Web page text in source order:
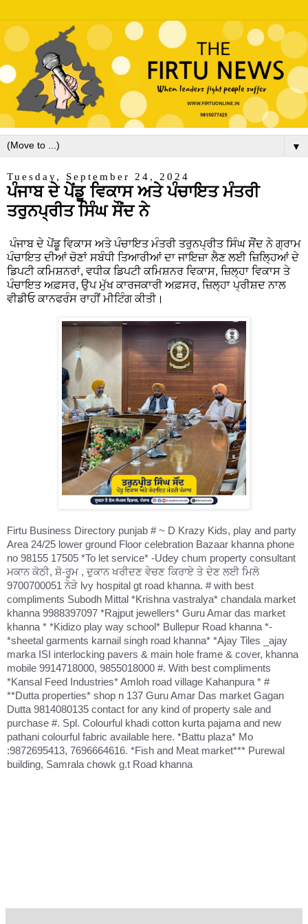
▼
Tuesday, September 24, 2024
ਪੰਜਾਬ ਦੇ ਪੇਂਡੂ ਵਿਕਾਸ ਅਤੇ ਪੰਚਾਇਤ ਮੰਤਰੀ
ਤਰੁਨਪ੍ਰੀਤ ਸਿੰਘ ਸੌਂਦ ਨੇ
ਪੰਜਾਬ ਦੇ ਪੇਂਡੂ ਵਿਕਾਸ ਅਤੇ ਪੰਚਾਇਤ ਮੰਤਰੀ ਤਰੁਨਪ੍ਰੀਤ ਸਿੰਘ ਸੌਂਦ ਨੇ ਗ੍ਰਾਮ
ਪੰਚਾਇਤ ਦੀਆਂ ਚੋਣਾਂ ਸਬੰਧੀ ਤਿਆਰੀਆਂ ਦਾ ਜਾਇਜ਼ਾ ਲੈਣ ਲਈ ਜ਼ਿਲ੍ਹਿਆਂ ਦੇ
ਡਿਪਟੀ ਕਮਿਸ਼ਨਰਾਂ, ਵਧੀਕ ਡਿਪਟੀ ਕਮਿਸ਼ਨਰ ਵਿਕਾਸ, ਜ਼ਿਲ੍ਹਾ ਵਿਕਾਸ ਤੇ
ਪੰਚਾਇਤ ਅਫ਼ਸਰ, ਉਪ ਮੁੱਖ ਕਾਰਜਕਾਰੀ ਅਫ਼ਸਰ, ਜ਼ਿਲ੍ਹਾ ਪ੍ਰੀਸ਼ਦ ਨਾਲ
ਵੀਡੀਓ ਕਾਨਫਰੰਸ ਰਾਹੀਂ ਮੀਟਿੰਗ ਕੀਤੀ।
Firtu Business Directory punjab # ~ D Krazy Kids, play and party
Area 24/25 lower ground Floor celebration Bazaar khanna phone
no 98155 17505 *To let service* -Udey chum property consultant
ਮਕਾਨ ਕੋਠੀ, ਸ਼ੋ-ਰੂਮ , ਦੁਕਾਨ ਖਰੀਦਣ ਵੇਚਣ ਕਿਰਾਏ ਤੇ ਦੇਣ ਲਈ ਮਿਲੋ
9700700051 ਨੇੜੇ lvy hospital gt road khanna. # with best
compliments Subodh Mittal *Krishna vastralya* chandala market
khanna 9988397097 *Rajput jewellers* Guru Amar das market
khanna * *Kidizo play way school* Bullepur Road khanna *-
*sheetal garments karnail singh road khanna* *Ajay Tiles _ajay
marka ISI interlocking pavers & main hole frame & cover, khanna
mobile 9914718000, 9855018000 #. With best compliments
*Kansal Feed Industries* Amloh road village Kahanpura * #
**Dutta properties* shop n 137 Guru Amar Das market Gagan
Dutta 9814080135 contact for any kind of property sale and
purchase #. Spl. Colourful khadi cotton kurta pajama and new
pathani colourful fabric available here. *Battu plaza* Mo
:9872695413, 7696664616. *Fish and Meat market*** Purewal
building, Samrala chowk g.t Road khanna